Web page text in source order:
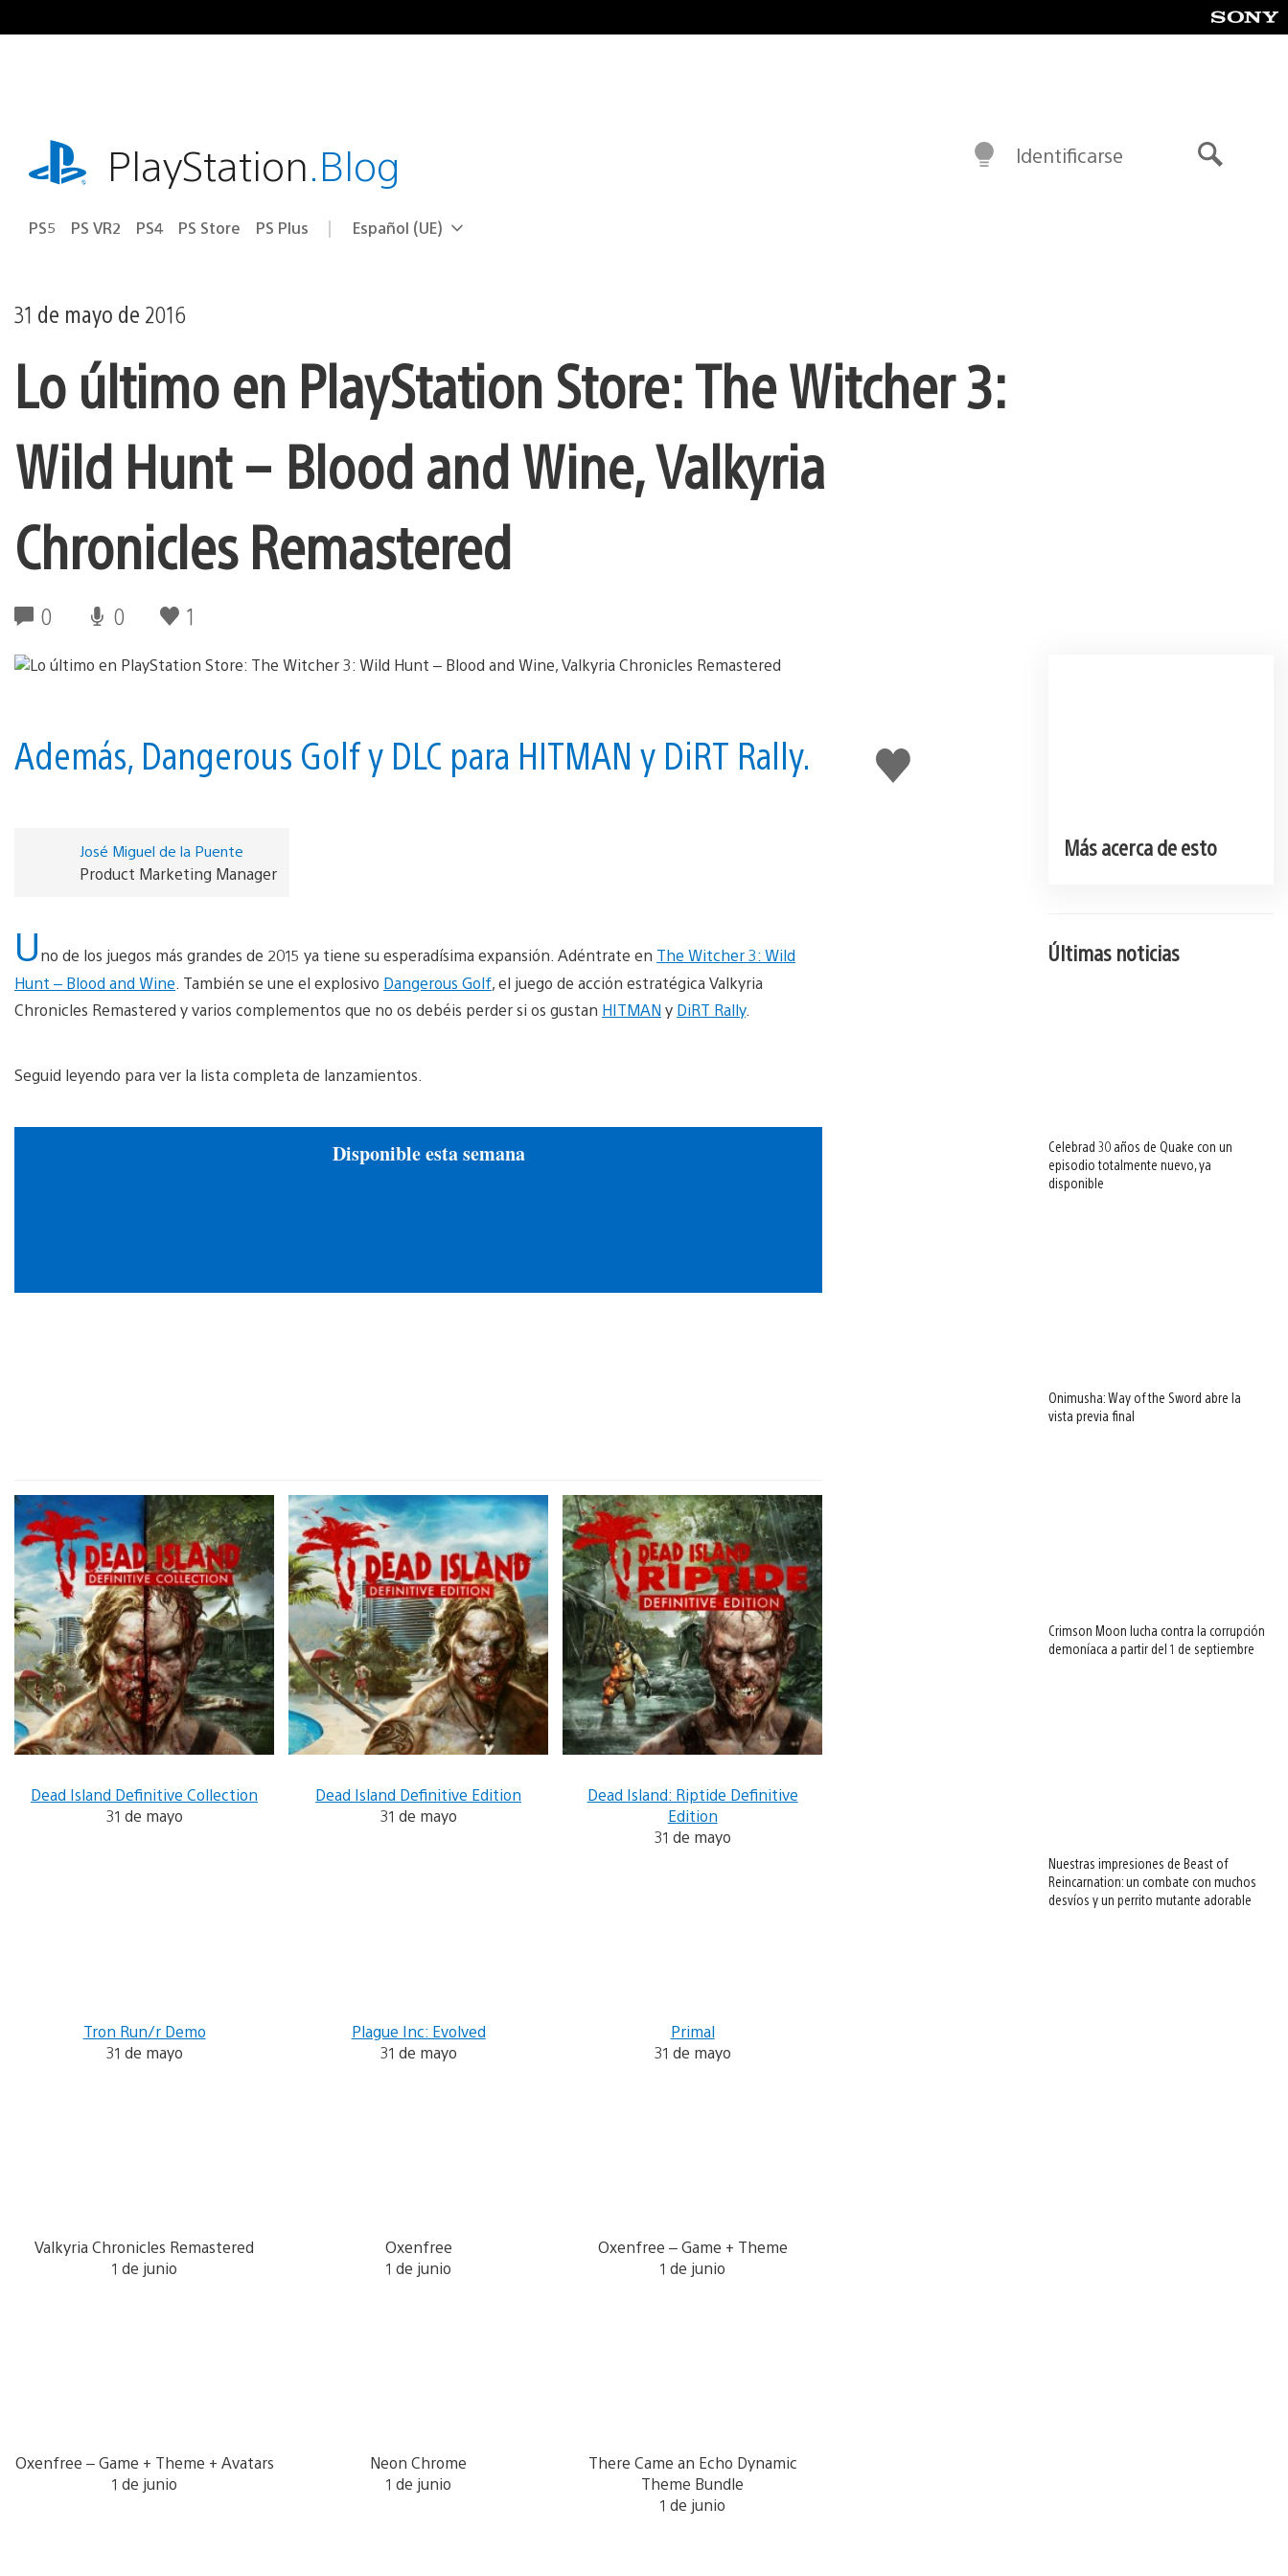
al
playstation.comPlayStation.Blog
PS5 PS VR2 PS4 PS Store PS Plus Selecciona
Región
Español (UE)
Identificarse
31 de mayo de 2016
Lo último en PlayStation Store: The Witcher 3:
Wild Hunt – Blood and Wine, Valkyria
Chronicles Remastered
0 0 1
Me
gusta
Además, Dangerous Golf y DLC para HITMAN y DiRT Rally.
José Miguel de la Puente
Product Marketing Manager
Uno de los juegos más grandes de 2015 ya tiene su esperadísima expansión. Adéntrate en The Witcher 3: Wild
Hunt – Blood and Wine . También se une el explosivo Dangerous Golf, el juego de acción estratégica Valkyria
Chronicles Remastered y varios complementos que no os debéis perder si os gustan HITMAN y DiRT Rally.
Seguid leyendo para ver la lista completa de lanzamientos.
Disponible esta semana
Dead Island Definitive Collection
31 de mayo
Dead Island Definitive Edition
31 de mayo
Dead Island: Riptide Definitive
Edition
31 de mayo
Tron Run/r Demo
31 de mayo
Plague Inc: Evolved
31 de mayo
Primal
31 de mayo
Valkyria Chronicles Remastered
1 de junio
Oxenfree
1 de junio
Oxenfree – Game + Theme
1 de junio
Oxenfree – Game + Theme + Avatars
1 de junio
Neon Chrome
1 de junio
There Came an Echo Dynamic
Theme Bundle
1 de junio
Más acerca de esto
Últimas noticias
Celebrad 30 años de Quake con un
episodio totalmente nuevo, ya
disponible
Onimusha: Way of the Sword abre la
vista previa final
Crimson Moon lucha contra la corrupción
demoníaca a partir del 1 de septiembre
Nuestras impresiones de Beast of
Reincarnation: un combate con muchos
desvíos y un perrito mutante adorable